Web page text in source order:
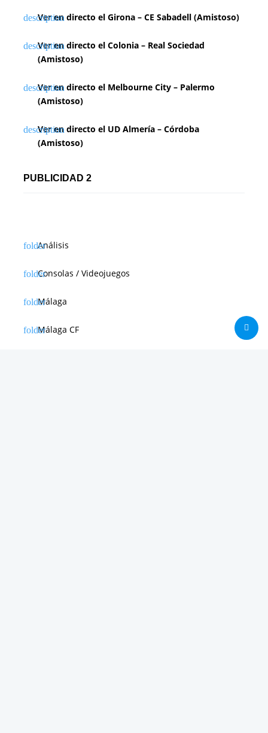
Ver en directo el Girona – CE Sabadell (Amistoso)
Ver en directo el Colonia – Real Sociedad
(Amistoso)
Ver en directo el Melbourne City – Palermo
(Amistoso)
Ver en directo el UD Almería – Córdoba
(Amistoso)
PUBLICIDAD 2
Análisis
Consolas / Videojuegos
Málaga
Málaga CF